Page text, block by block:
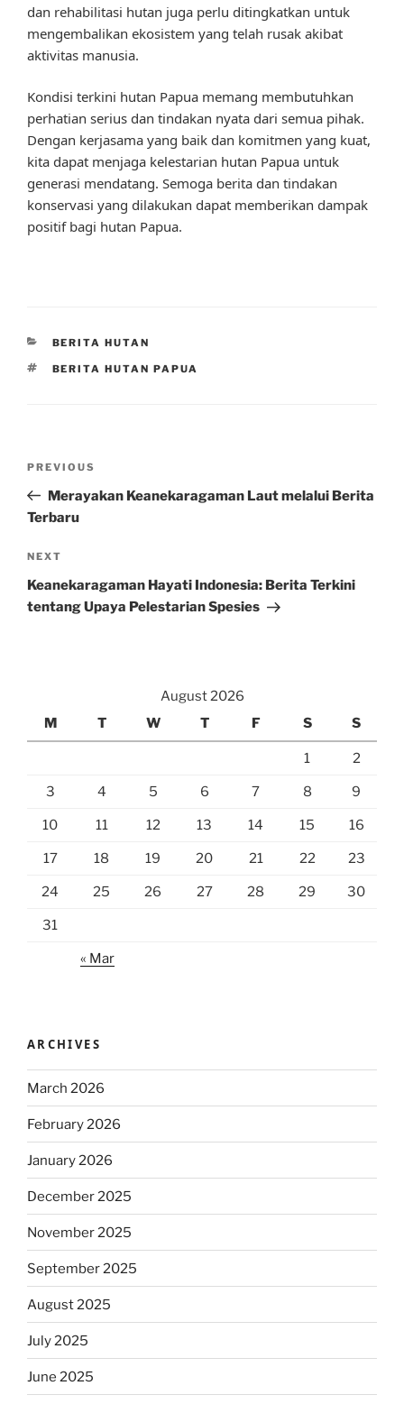
dan rehabilitasi hutan juga perlu ditingkatkan untuk
mengembalikan ekosistem yang telah rusak akibat
aktivitas manusia.
Kondisi terkini hutan Papua memang membutuhkan
perhatian serius dan tindakan nyata dari semua pihak.
Dengan kerjasama yang baik dan komitmen yang kuat,
kita dapat menjaga kelestarian hutan Papua untuk
generasi mendatang. Semoga berita dan tindakan
konservasi yang dilakukan dapat memberikan dampak
positif bagi hutan Papua.
CATEGORIES
BERITA HUTAN
TAGS
BERITA HUTAN PAPUA
Previous
Post
PREVIOUS
Merayakan Keanekaragaman Laut melalui Berita
Terbaru
Next
Post
NEXT
Keanekaragaman Hayati Indonesia: Berita Terkini
tentang Upaya Pelestarian Spesies
August 2026
M
T W T F S S
1 2
3 4 5 6 7 8 9
10 11 12 13 14 15 16
17 18 19 20 21 22 23
24 25 26 27 28 29 30
31
« Mar
ARCHIVES
March 2026
February 2026
January 2026
December 2025
November 2025
September 2025
August 2025
July 2025
June 2025